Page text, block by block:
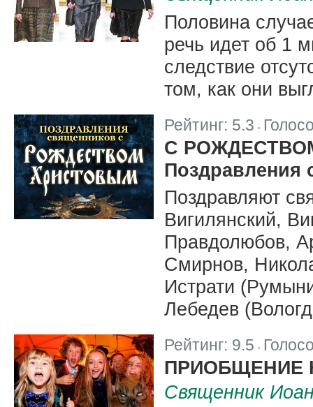
Половина
речь идет об 1
следствие
том, как они
Рейтинг: 5.3 |
С
Поздравляют
Вигилянский,
Правдолюбов,
Смирнов,
Истрати
Лебедев
Рейтинг: 9.5 |
ПРИОБЩЕНИЕ
Священник